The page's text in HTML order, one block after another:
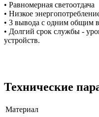
• Равномерная светоотдача
• Низкое
• 3 вывода с одним общим
• Долгий срок службы -
устройств.
Технические
Материал